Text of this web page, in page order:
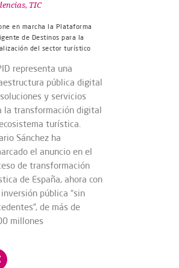
, TIC
en marcha la Plataforma
de Destinos para la
del sector turístico
representa una
pública digital
y servicios
la transformación digital
turística.
Sánchez ha
el anuncio en el
de transformación
de España, ahora con
pública “sin
de más de
millones